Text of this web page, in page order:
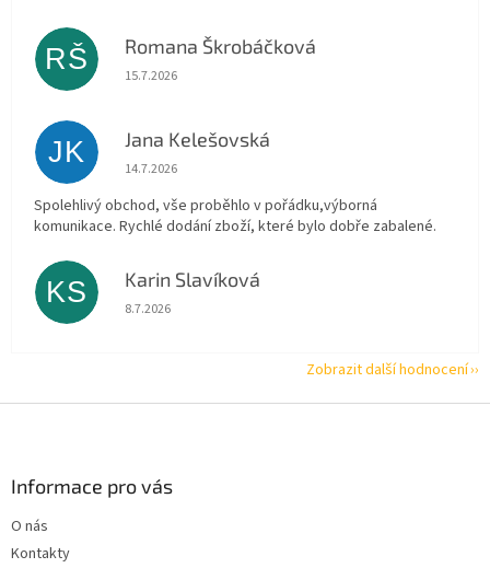
RŠ Romana Škrobáčková
Hodnocení obchodu je 5 z 5 hvězdiček.
15.7.2026
JK Jana Kelešovská
Hodnocení obchodu je 5 z 5 hvězdiček.
14.7.2026
Spolehlivý obchod, vše proběhlo v pořádku,výborná
komunikace. Rychlé dodání zboží, které bylo dobře zabalené.
KS Karin Slavíková
Hodnocení obchodu je 5 z 5 hvězdiček.
8.7.2026
Zobrazit další hodnocení
Informace pro vás
O nás
Kontakty